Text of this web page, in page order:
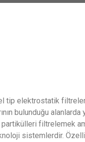
tip elektrostatik
bulunduğu alanlarda
filtrelemek
sistemlerdir.